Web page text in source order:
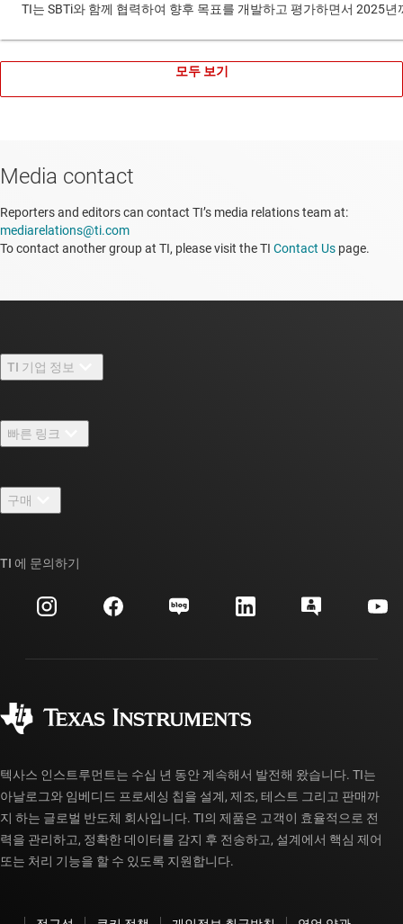
TI는 SBTi와 함께 협력하여 향후 목표를 개발하고 평가하면서 2025
모두 보기
Media contact
Reporters and editors can contact TI’s media relations team at:
mediarelations@ti.com
To contact another group at TI, please visit the TI Contact Us page.
TI 기업 정보
채용
뉴스룸
이벤트
투자 관계
빠른 링크
TI E2E™ 설계 지원 포럼
대체품 검색
고객 지원 센터
myTI 계정 FAQ
구매
주문 FAQ
TI 에 문의하기
텍사스 인스트루먼트는 수십 년 동안 계속해서 발전해 왔습니다. TI는
아날로그와 임베디드 프로세싱 칩을 설계, 제조, 테스트 그리고 판매까
지 하는 글로벌 반도체 회사입니다. TI의 제품은 고객이 효율적으로 전
력을 관리하고, 정확한 데이터를 감지 후 전송하고, 설계에서 핵심 제어
또는 처리 기능을 할 수 있도록 지원합니다.